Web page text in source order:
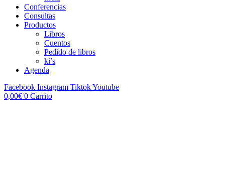
Conferencias
Consultas
Productos
Libros
Cuentos
Pedido de libros
ki’s
Agenda
Facebook Instagram TiktokYoutube
0,00€ 0 Carrito